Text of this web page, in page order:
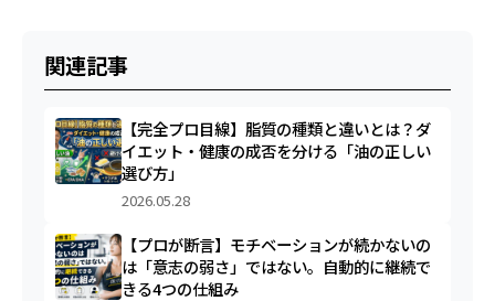
関連記事
【完全プロ目線】脂質の種類と違いとは？ダ
イエット・健康の成否を分ける「油の正しい
選び方」
2026.05.28
【プロが断言】モチベーションが続かないの
は「意志の弱さ」ではない。自動的に継続で
きる4つの仕組み